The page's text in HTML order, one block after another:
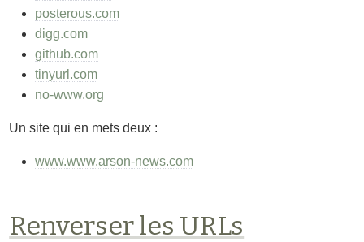
posterous.com
digg.com
github.com
tinyurl.com
no-www.org
Un site qui en mets deux :
www.www.arson-news.com
Renverser les URLs